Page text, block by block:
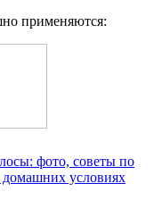
применяются:
фото, советы по
домашних условиях